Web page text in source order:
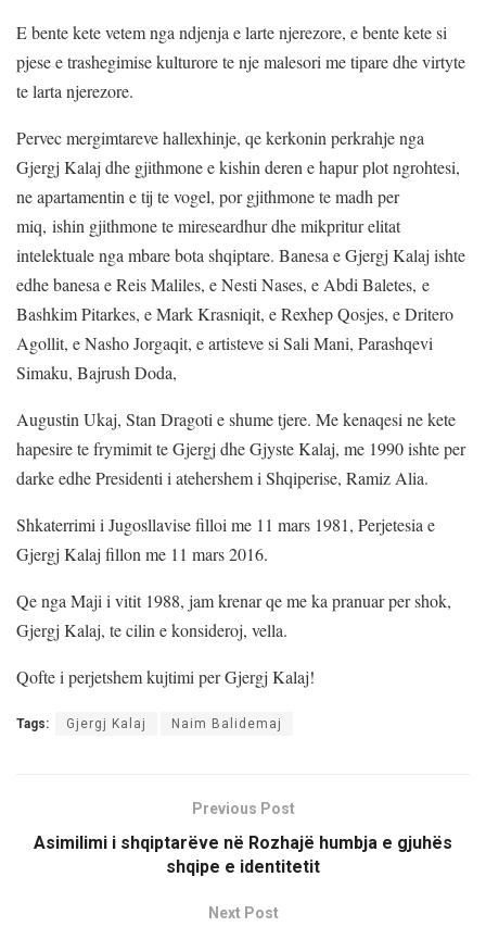
E bente kete vetem nga ndjenja e larte njerezore, e bente kete si
pjese e trashegimise kulturore te nje malesori me tipare dhe virtyte
te larta njerezore.
Pervec mergimtareve hallexhinje, qe kerkonin perkrahje nga
Gjergj Kalaj dhe gjithmone e kishin deren e hapur plot ngrohtesi,
ne apartamentin e tij te vogel, por gjithmone te madh per
miq, ishin gjithmone te mireseardhur dhe mikpritur elitat
intelektuale nga mbare bota shqiptare. Banesa e Gjergj Kalaj ishte
edhe banesa e Reis Maliles, e Nesti Nases, e Abdi Baletes, e
Bashkim Pitarkes, e Mark Krasniqit, e Rexhep Qosjes, e Dritero
Agollit, e Nasho Jorgaqit, e artisteve si Sali Mani, Parashqevi
Simaku, Bajrush Doda,
Augustin Ukaj, Stan Dragoti e shume tjere. Me kenaqesi ne kete
hapesire te frymimit te Gjergj dhe Gjyste Kalaj, me 1990 ishte per
darke edhe Presidenti i atehershem i Shqiperise, Ramiz Alia.
Shkaterrimi i Jugosllavise filloi me 11 mars 1981, Perjetesia e
Gjergj Kalaj fillon me 11 mars 2016.
Qe nga Maji i vitit 1988, jam krenar qe me ka pranuar per shok,
Gjergj Kalaj, te cilin e konsideroj, vella.
Qofte i perjetshem kujtimi per Gjergj Kalaj!
Tags: Gjergj Kalaj Naim Balidemaj
Previous Post
Asimilimi i shqiptarëve në Rozhajë humbja e gjuhës
shqipe e identitetit
Next Post